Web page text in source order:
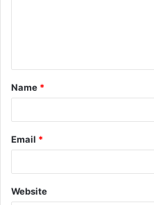
t
*
Name *
Email *
Website